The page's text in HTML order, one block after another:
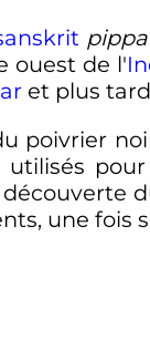
ouest de l'
et plus
poivrier
une fois